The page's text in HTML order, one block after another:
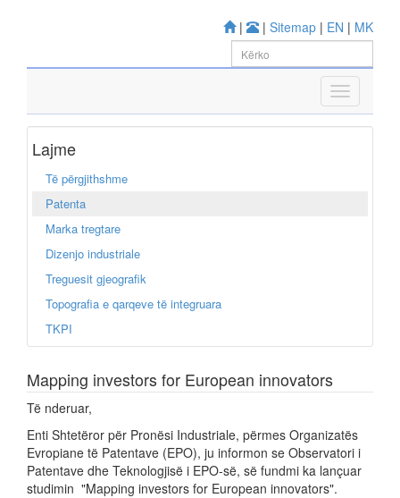
| | Sitemap | EN | MK
Lajme
Të përgjithshme
Patenta
Marka tregtare
Dizenjo industriale
Treguesit gjeografik
Topografia e qarqeve të integruara
TKPI
Mapping investors for European innovators
Të nderuar,
Enti Shtetëror për Pronësi Industriale, përmes Organizatës
Evropiane të Patentave (EPO), ju informon se Observatori i
Patentave dhe Teknologjisë i EPO-së, së fundmi ka lançuar
studimin "Mapping investors for European innovators".